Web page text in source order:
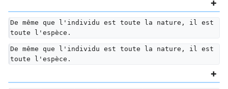
De même que l'individu est toute la nature, il est
toute l'espèce.
De même que l'individu est toute la nature, il est
toute l'espèce.